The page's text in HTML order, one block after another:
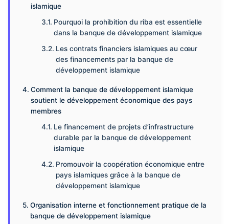
islamique
Pourquoi la prohibition du riba est essentielle
dans la banque de développement islamique
Les contrats financiers islamiques au cœur
des financements par la banque de
développement islamique
Comment la banque de développement islamique
soutient le développement économique des pays
membres
Le financement de projets d’infrastructure
durable par la banque de développement
islamique
Promouvoir la coopération économique entre
pays islamiques grâce à la banque de
développement islamique
Organisation interne et fonctionnement pratique de la
banque de développement islamique